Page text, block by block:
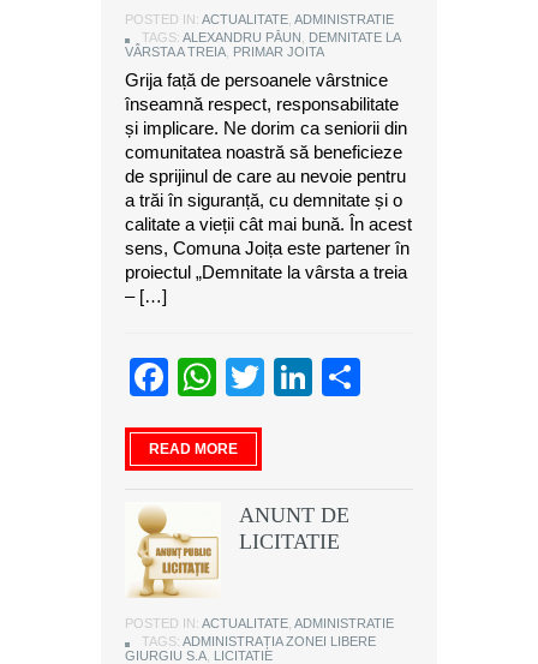
POSTED IN: ACTUALITATE ADMINISTRATIE
TAGS: ALEXANDRU PĂUN
DEMNITATE LA
VÂRSTA A TREIA PRIMAR JOITA
Grija față de persoanele vârstnice
înseamnă respect, responsabilitate
și implicare. Ne dorim ca seniorii din
comunitatea noastră să beneficieze
de sprijinul de care au nevoie pentru
a trăi în siguranță, cu demnitate și o
calitate a vieții cât mai bună. În acest
sens, Comuna Joița este partener în
proiectul „Demnitate la vârsta a treia
– […]
Facebook
WhatsApp
TwitterLinkedIn
READ MORE
ANUNT DE
LICITATIE
POSTED IN: ACTUALITATE ADMINISTRATIE
TAGS: ADMINISTRAȚIA ZONEI LIBERE
GIURGIU S.A LICITATIE